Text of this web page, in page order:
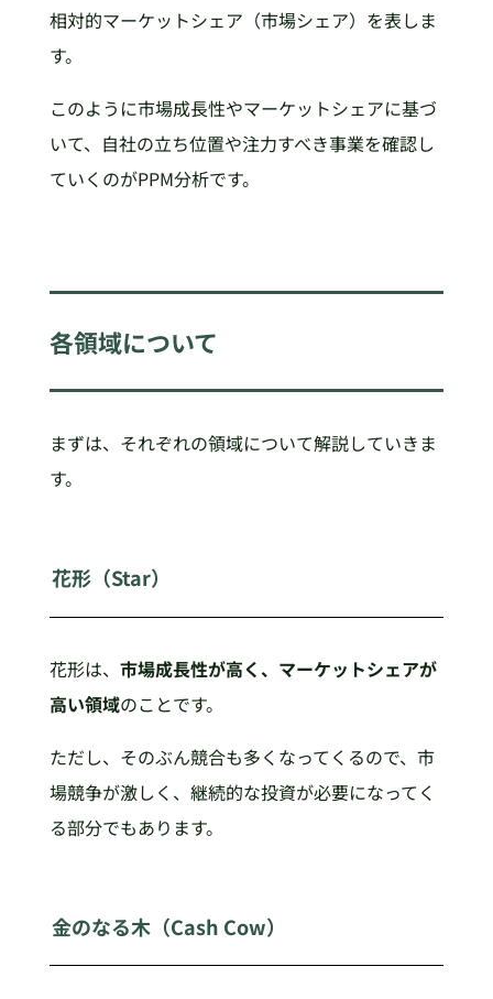
相対的マーケットシェア（市場シェア）を表しま
す。
このように市場成長性やマーケットシェアに基づ
いて、自社の立ち位置や注力すべき事業を確認し
ていくのがPPM分析です。
各領域について
まずは、それぞれの領域について解説していきま
す。
花形（Star）
花形は、 市場成長性が高く、マーケットシェアが
高い領域のことです。
ただし、そのぶん競合も多くなってくるので、市
場競争が激しく、継続的な投資が必要になってく
る部分でもあります。
金のなる木（Cash Cow）